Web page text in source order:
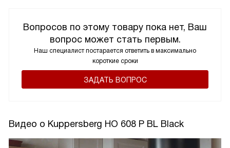
Вопросов по этому товару пока нет, Ваш
вопрос может стать первым.
Наш специалист постарается ответить в максимально
короткие сроки
ЗАДАТЬ ВОПРОС
Видео о Kuppersberg HO 608 P BL Black